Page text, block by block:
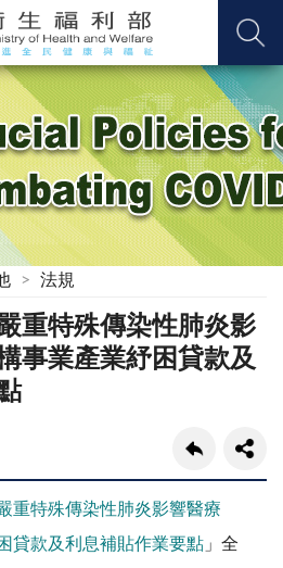
法規
重特殊傳染性肺炎影
事業產業紓困貸款及
重特殊傳染性肺炎影響醫療
貸款及利息補貼作業要點 」全